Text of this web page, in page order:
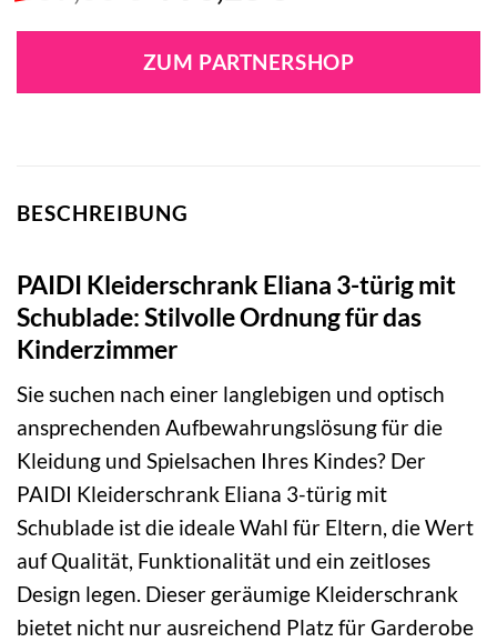
war:
969,00 €
ist:
790,28 €.
ZUM PARTNERSHOP
BESCHREIBUNG
PAIDI Kleiderschrank Eliana 3-türig mit
Schublade: Stilvolle Ordnung für das
Kinderzimmer
Sie suchen nach einer langlebigen und optisch
ansprechenden Aufbewahrungslösung für die
Kleidung und Spielsachen Ihres Kindes? Der
PAIDI Kleiderschrank Eliana 3-türig mit
Schublade ist die ideale Wahl für Eltern, die Wert
auf Qualität, Funktionalität und ein zeitloses
Design legen. Dieser geräumige Kleiderschrank
bietet nicht nur ausreichend Platz für Garderobe